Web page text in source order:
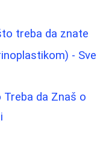
treba da znate
- Sve
Treba da Znaš o